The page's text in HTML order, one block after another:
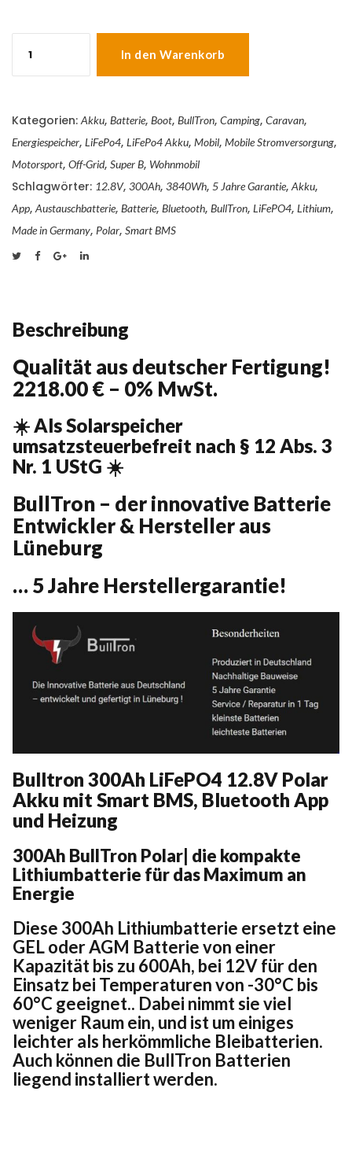
Polar
mit
Smart
BMS,
Bluetooth
App
und
Heizung
-
Made
in
Batterie
-
-
5
Jahre
-
direkt
gegen
Bleigel
oder
austauschen
Menge
In den Warenkorb
Kategorien:Akku, Batterie, Boot, BullTron, Camping, Caravan,
Energiespeicher, LiFePo4, LiFePo4 Akku, Mobil, Mobile Stromversorgung,
Motorsport, Off-Grid, Super B, Wohnmobil
Schlagwörter: 12.8V, 300Ah, 3840Wh, 5 Jahre Garantie,Akku,
App,Austauschbatterie, Batterie, Bluetooth, BullTron, LiFePO4, Lithium,
Made in Germany, Polar, Smart BMS
Beschreibung
Qualität aus deutscher Fertigung!
2218.00 € – 0% MwSt.
☀️ Als Solarspeicher
umsatzsteuerbefreit nach § 12 Abs. 3
Nr. 1 UStG ☀️
BullTron – der innovative Batterie
Entwickler & Hersteller aus
Lüneburg
… 5 Jahre Herstellergarantie!
Bulltron 300Ah LiFePO4 12.8V Polar
Akku mit Smart BMS, Bluetooth App
und Heizung
300Ah BullTron Polar| die kompakte
Lithiumbatterie für das Maximum an
Energie
Diese 300Ah Lithiumbatterie ersetzt eine
GEL oder AGM Batterie von einer
Kapazität bis zu 600Ah, bei 12V für den
Einsatz bei Temperaturen von -30°C bis
60°C geeignet.. Dabei nimmt sie viel
weniger Raum ein, und ist um einiges
leichter als herkömmliche Bleibatterien.
Auch können die BullTron Batterien
liegend installiert werden.